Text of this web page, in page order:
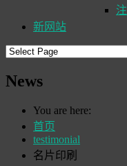
新网站
News
You are here:
首页
testimonial
名片印刷